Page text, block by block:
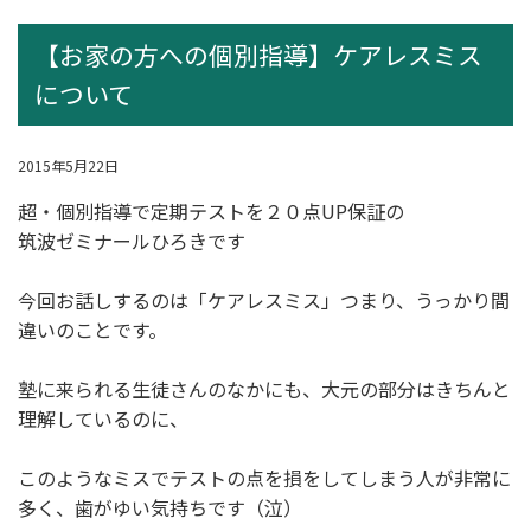
【お家の方への個別指導】ケアレスミス
について
2015年5月22日
超・個別指導で定期テストを２０点UP保証の
筑波ゼミナールひろきです
今回お話しするのは「ケアレスミス」つまり、うっかり間
違いのことです。
塾に来られる生徒さんのなかにも、大元の部分はきちんと
理解しているのに、
このようなミスでテストの点を損をしてしまう人が非常に
多く、歯がゆい気持ちです（泣）